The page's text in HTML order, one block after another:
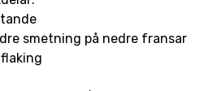
smetning på nedre fransar
flaking